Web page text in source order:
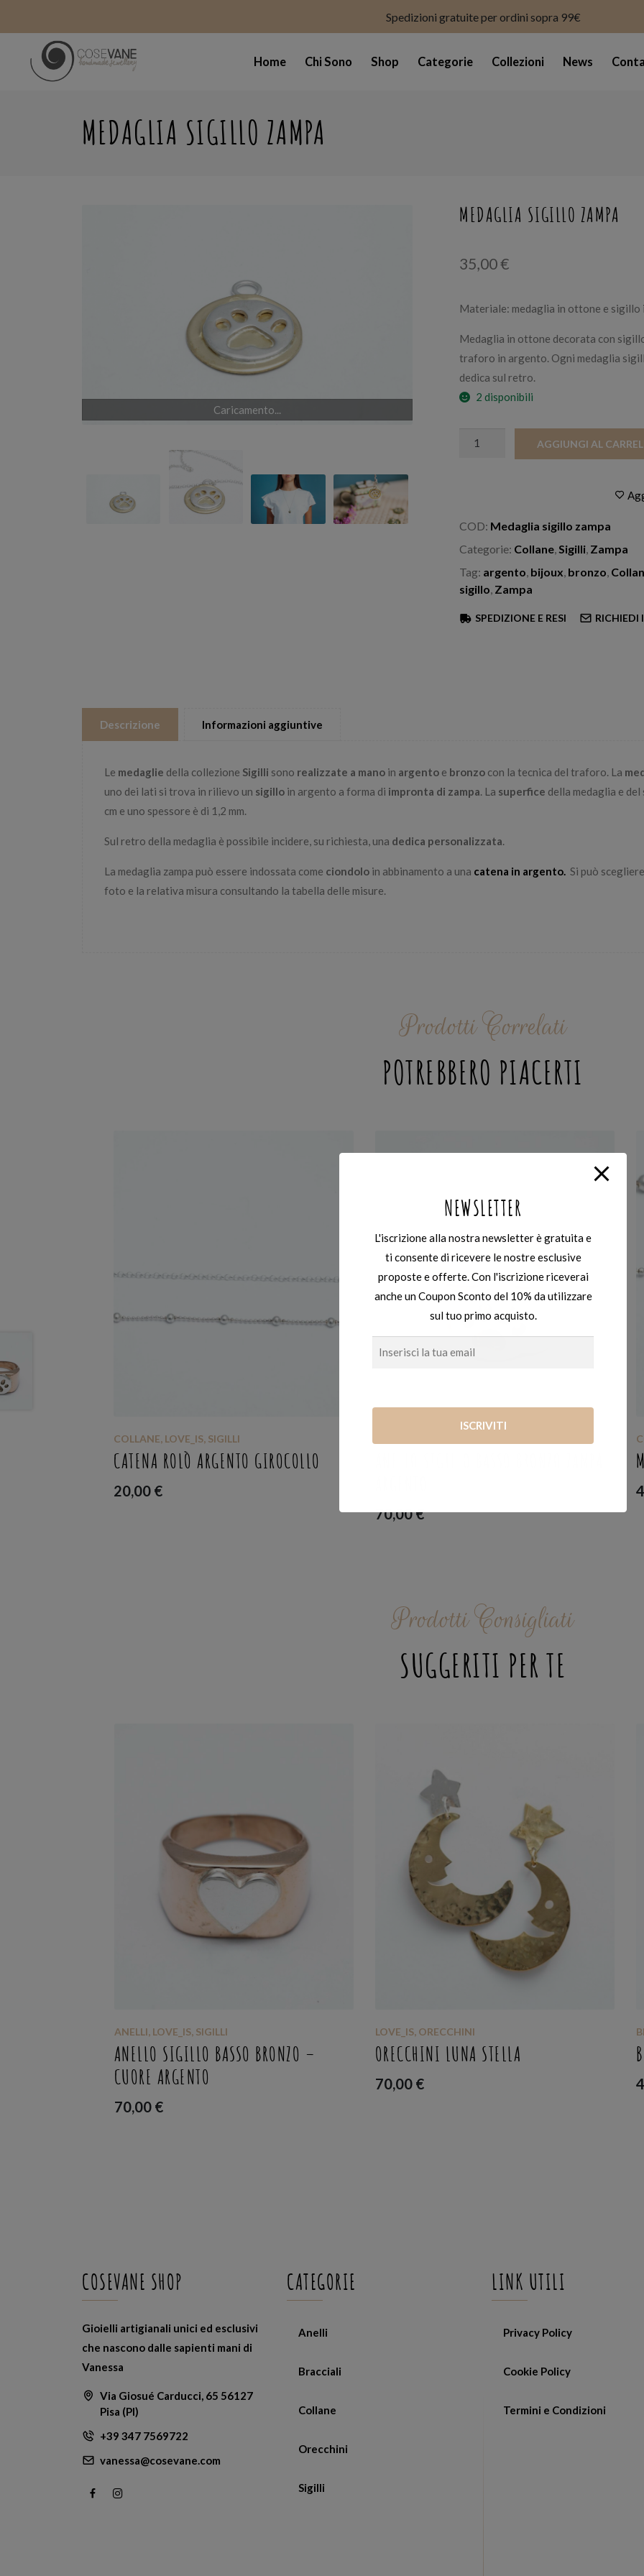
Spedizioni gratuite per ordini sopra 99€
Home Chi Sono Shop Categorie Collezioni News
MEDAGLIA SIGILLO ZAMPA
Caricamento...
MEDAGLIA SIGILLO ZAMPA
35,00€
Materiale: medaglia in ottone e sigillo
Medaglia in ottone decorata con
traforo in argento. Ogni medaglia
dedica sul retro.
2 disponibili
Sigillo
AGGIUNGI AL
COD: Medaglia sigillo zampa
Categorie: Collane,Sigilli, Zampa
Tag: argento, bijoux, bronzo,
sigillo, Zampa
SPEDIZIONE E RESI RICHIEDI
Descrizione Informazioni aggiuntive
Le medaglie della collezione Sigilli sono realizzate a mano in argento e bronzo con la tecnica del traforo. La
uno dei lati si trova in rilievo un sigillo in argento a forma di impronta di zampa. La superfice della medaglia e
cm e uno spessore è di 1,2 mm.
Sul retro della medaglia è possibile incidere, su richiesta, una dedica personalizzata.
La medaglia zampa può essere indossata come ciondolo in abbinamento a una catena in argento. Si può
foto e la relativa misura consultando la tabella delle misure.
Prodotti Correlati
POTREBBERO PIACERTI
ANELLI,SIGILLI ZAMPA
ANELLO SIGILLO BASSO BRONZO ZAMPA
ARGENTO
Prodotti Consigliati
SUGGERITI PER TE
LOVE_IS,ORECCHINI
ORECCHINI LUNA STELLA
70,00€
BRACCIALI,
BRACCIALE ABBRACCIAMI
45,00
COSEVANE SHOP
Gioielli artigianali unici ed esclusivi
che nascono dalle sapienti mani di
Vanessa
Via Giosué Carducci, 65 56127
Pisa (PI)
+39 347 7569722
vanessa@cosevane.com
CATEGORIE
Anelli
Bracciali
Collane
Orecchini
Sigilli
LINK UTILI
Privacy Policy
Cookie Policy
Termini e Condizioni
NEWSLETTER
L'iscrizione alla nostra newsletter è gratuita e
ti consente di ricevere le nostre esclusive
proposte e offerte. Con l'iscrizione riceverai
anche un Coupon Sconto del 10% da utilizzare
sul tuo primo acquisto.